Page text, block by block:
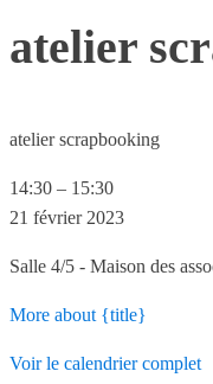
atelier
atelier scrapbooking
14:30 – 15:30
21 février 2023
Salle 4/5 - Maison des
More about {title}
Voir le calendrier complet